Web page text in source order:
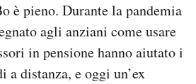
è pieno. Durante la pandemia
agli anziani come usare
in pensione hanno aiutato i
a distanza, e oggi un’ex